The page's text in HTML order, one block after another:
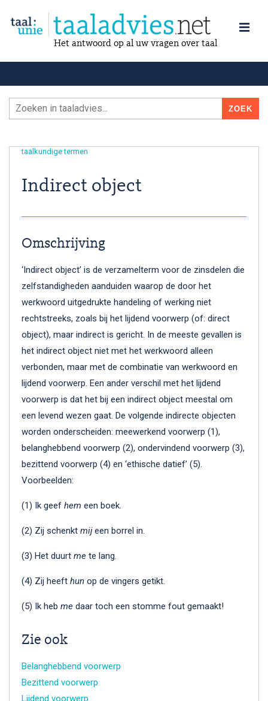
Het antwoord op al uw vragen over taal
taalkundige termen
Indirect object
Omschrijving
‘Indirect object’ is de verzamelterm voor de zinsdelen die
zelfstandigheden aanduiden waarop de door het
werkwoord uitgedrukte handeling of werking niet
rechtstreeks, zoals bij het lijdend voorwerp (of: direct
object), maar indirect is gericht. In de meeste gevallen is
het indirect object niet met het werkwoord alleen
verbonden, maar met de combinatie van werkwoord en
lijdend voorwerp. Een ander verschil met het lijdend
voorwerp is dat het bij een indirect object meestal om
een levend wezen gaat. De volgende indirecte objecten
worden onderscheiden: meewerkend voorwerp (1),
belanghebbend voorwerp (2), ondervindend voorwerp (3),
bezittend voorwerp (4) en ‘ethische datief’ (5).
Voorbeelden:
(1) Ik geef hem een boek.
(2) Zij schenkt mijeen borrel in.
(3) Het duurt me te lang.
(4) Zij heeft hun op de vingers getikt.
(5) Ik heb me daar toch een stomme fout gemaakt!
Zie ook
Belanghebbend voorwerp
Bezittend voorwerp
Lijdend voorwerp